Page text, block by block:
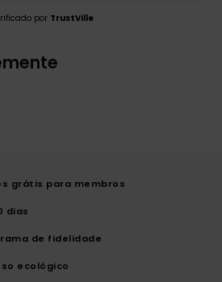
por TrustVille
grátis para membros
dias
de fidelidade
ecológico